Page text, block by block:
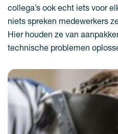
collega’s ook echt iets voor
niets spreken medewerkers
Hier houden ze van
technische problemen